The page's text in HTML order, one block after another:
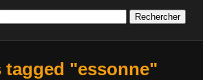
tagged "essonne"